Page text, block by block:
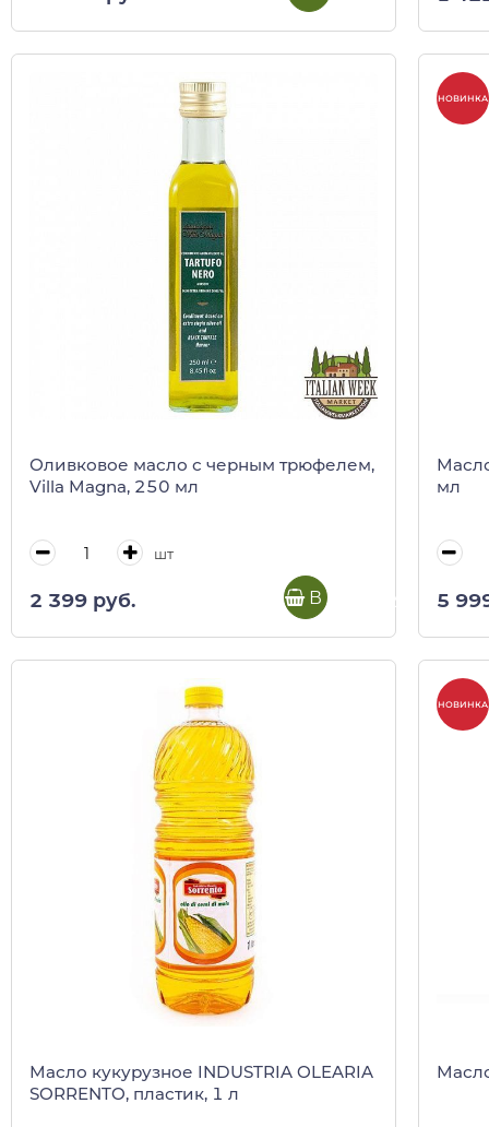
Оливковое масло с черным трюфелем,
Villa Magna, 250 мл
шт
2 399 руб. В корзину
НОВИНКА
мл
5
Масло кукурузное INDUSTRIA OLEARIA
SORRENTO, пластик, 1 л
НОВИНКА